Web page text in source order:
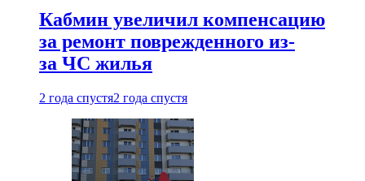
Кабмин увеличил компенсацию
за ремонт поврежденного из-
за ЧС жилья
2 года спустя2 года спустя